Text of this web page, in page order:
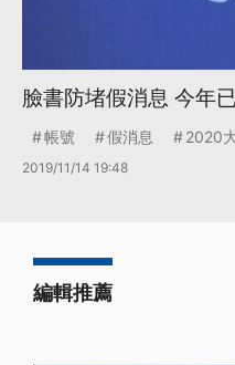
臉書防堵假消息 今年
帳號 假消息 2020
2019/11/14 19:48
編輯推薦